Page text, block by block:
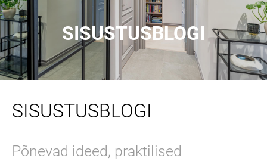
SISUSTUSBLOGI
SISUSTUSBLOGI
Põnevad ideed, praktilised